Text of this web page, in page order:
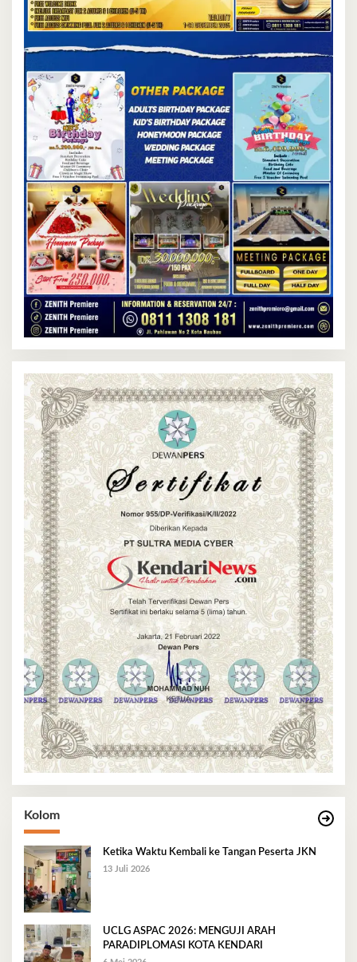
Kolom
Ketika Waktu Kembali ke Tangan Peserta JKN
13 Juli 2026
UCLG ASPAC 2026: MENGUJI ARAH
PARADIPLOMASI KOTA KENDARI